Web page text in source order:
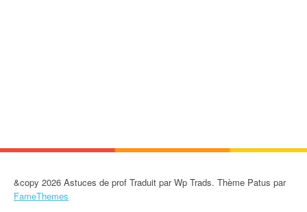
&copy 2026 Astuces de prof Traduit par Wp Trads. Thème Patus par
FameThemes